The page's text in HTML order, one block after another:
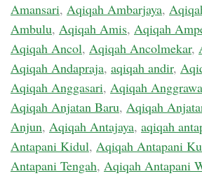
Amansari, Aqiqah Ambarjaya,
Ambulu, Aqiqah Amis, Aqiqah
Aqiqah Ancol, Aqiqah Ancolmekar,
Aqiqah Andapraja, aqiqah andir,
Aqiqah Anggasari, Aqiqah
Aqiqah Anjatan Baru, Aqiqah
Anjun, Aqiqah Antajaya, aqiqah
Antapani Kidul, Aqiqah Antapani
Antapani Tengah, Aqiqah Antapani